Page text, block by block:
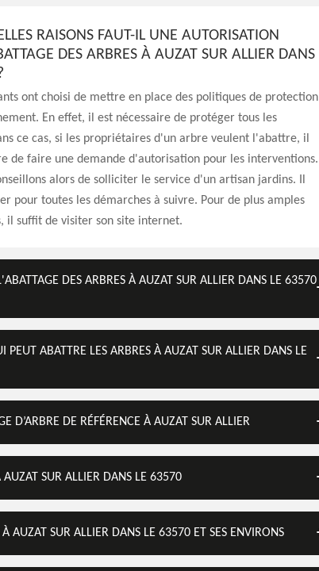
RAISONS FAUT-IL UNE AUTORISATION
DES ARBRES À AUZAT SUR ALLIER DANS
ont choisi de mettre en place des politiques de protection
En effet, il est nécessaire de protéger tous les
ce cas, si les propriétaires d'un arbre veulent l'abattre, il
de faire une demande d'autorisation pour les interventions.
alors de solliciter le service d'un artisan jardins. Il
pour toutes les démarches à suivre. Pour de plus amples
il suffit de visiter son site internet.
DES ARBRES À AUZAT SUR ALLIER DANS LE 63570
PEUT ABATTRE LES ARBRES À AUZAT SUR ALLIER DANS LE
D’ARBRE DE RÉFÉRENCE À AUZAT SUR ALLIER
SUR ALLIER DANS LE 63570
AUZAT SUR ALLIER DANS LE 63570 ET SES ENVIRONS